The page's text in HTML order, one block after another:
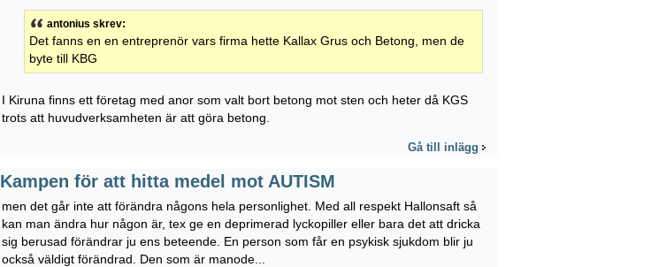
antonius skrev:
Det fanns en en entreprenör vars firma hette Kallax Grus och Betong, men de
byte till KBG
I Kiruna finns ett företag med anor som valt bort betong mot sten och heter då KGS
trots att huvudverksamheten är att göra betong.
Gå till inlägg
Kampen för att hitta medel mot AUTISM
men det går inte att förändra någons hela personlighet. Med all respekt Hallonsaft så
kan man ändra hur någon är, tex ge en deprimerad lyckopiller eller bara det att dricka
sig berusad förändrar ju ens beteende. En person som får en psykisk sjukdom blir ju
också väldigt förändrad. Den som är manode...